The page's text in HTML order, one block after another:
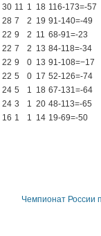
30 11 1 18 116-173=-57
28 7 2 19 91-140=-49
22 9 2 11 68-91=-23
22 7 2 13 84-118=-34
22 9 0 13 91-108=−17
22 5 0 17 52-126=-74
24 5 1 18 67-131=-64
24 3 1 20 48-113=-65
16 1 1 14 19-69=-50
Чемпионат России